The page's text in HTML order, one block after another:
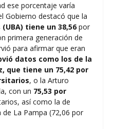
ese porcentaje varía
Gobierno destacó que la
(UBA) tiene un 38,56por
primera generación de
para afirmar que eran
datos como los de la
que tiene un 75,42 por
, o la Arturo
con un 75,53 por
así como la de
La Pampa (72,06 por